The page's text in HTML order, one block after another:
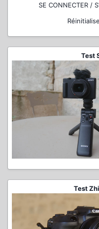
SE CONNECTER /
Test
Test